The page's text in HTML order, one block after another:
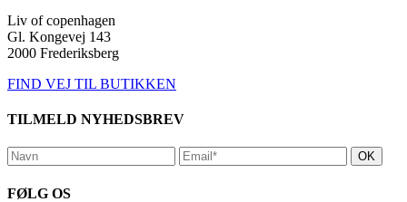
Liv of copenhagen
Gl. Kongevej 143
2000 Frederiksberg
FIND VEJ TIL BUTIKKEN
TILMELD NYHEDSBREV
FØLG OS